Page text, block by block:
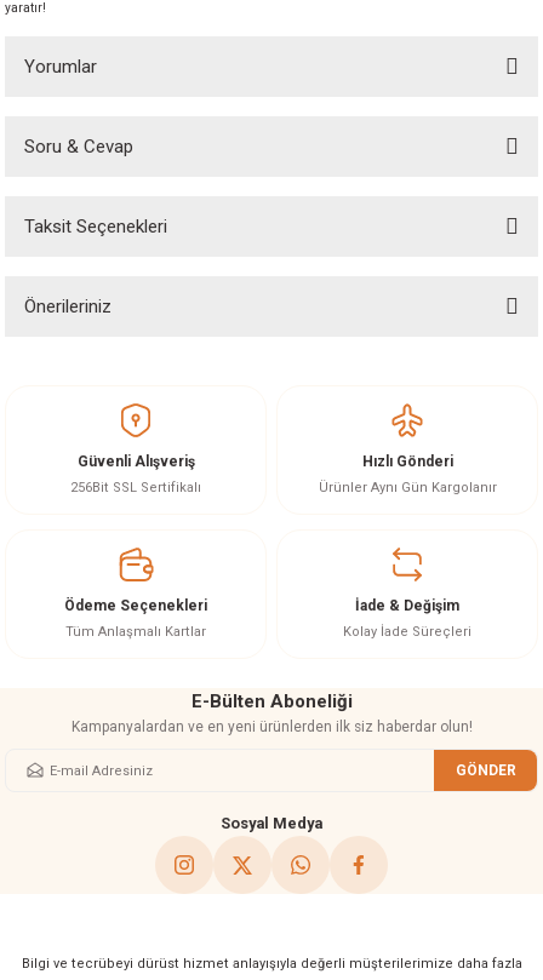
yaratır!
Yorumlar
Soru & Cevap
Ürün hakkında henüz soru sorulmamış.
Taksit Seçenekleri
Önerileriniz
Görüş ve önerileriniz için teşekkür ederiz.
Ürün resmi kalitesiz, bozuk veya görüntülenemiyor.
Ürün bilgilerinde hatalar bulunuyor.
Bu ürüne benzer farklı alternatifler olmalı.
Güvenli Alışveriş
256Bit SSL Sertifikalı
Hızlı Gönderi
Ürünler Aynı Gün Kargolanır
Ödeme Seçenekleri
Tüm Anlaşmalı Kartlar
İade & Değişim
Kolay İade Süreçleri
E-Bülten Aboneliği
Kampanyalardan ve en yeni ürünlerden ilk siz haberdar olun!
GÖNDER
Sosyal Medya
Bilgi ve tecrübeyi dürüst hizmet anlayışıyla değerli müşterilerimize daha fazla